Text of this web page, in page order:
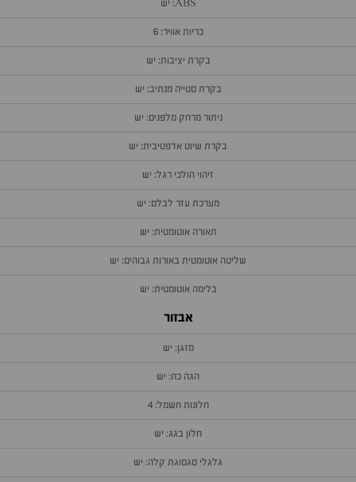
ABS: יש
כריות אוויר: 6
בקרת יציבות: יש
בקרת סטייה מנתיב: יש
ניתור מרחק מלפנים: יש
בקרת שיוט אדפטיבית: יש
זיהוי הולכי רגל: יש
מערכת עזר לבלם: יש
תאורה אוטומטית: יש
שליטה אוטומטית באורות גבוהים: יש
בלימה אוטומטית: יש
אבזור
מזגן: יש
הגה כח: יש
חלונות חשמל: 4
חלון בגג: יש
גלגלי סגסוגת קלה: יש